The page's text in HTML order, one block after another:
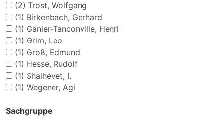
(2) Trost, Wolfgang
(1) Birkenbach, Gerhard
(1) Ganier-Tanconville, Henri
(1) Grim, Leo
(1) Groß, Edmund
(1) Hesse, Rudolf
(1) Shalhevet, I.
(1) Wegener, Agi
Sachgruppe